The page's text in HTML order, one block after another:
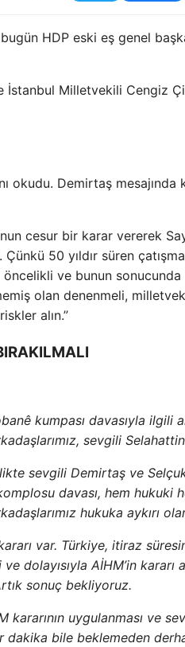
HDP eski eş genel
İstanbul Milletvekili Cengiz
okudu. Demirtaş mesajında
cesur bir karar vererek
50 yıldır süren
ve bunun
olan denenmeli,
alın.”
kumpası davasıyla ilgili
sevgili
sevgili Demirtaş ve Selçuk
davası, hem hukuki
hukuka aykırı
var. Türkiye, itiraz
dolayısıyla AİHM’in kararı
sonuç bekliyoruz.
uygulanması ve
dakika bile beklemeden